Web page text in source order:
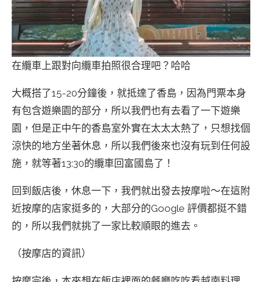
在纜車上跟對向纜車拍照很合理吧？哈哈
大概搭了15-20分鐘後，就抵達了香島，因為門票本身
有包含遊樂園的部分，所以我們也有去看了一下遊樂
園，但是正中午的香島室外實在太太太熱了，只想找個
涼快的地方坐著休息，所以我們後來也沒有玩到任何設
施，就等著13:30的纜車回富國島了！
回到飯店後，休息一下，我們就出發去按摩啦～在這附
近按摩的店家挺多的，大部分的Google 評價都挺不錯
的，所以我們就挑了一家比較順眼的進去。
（按摩店的資訊）